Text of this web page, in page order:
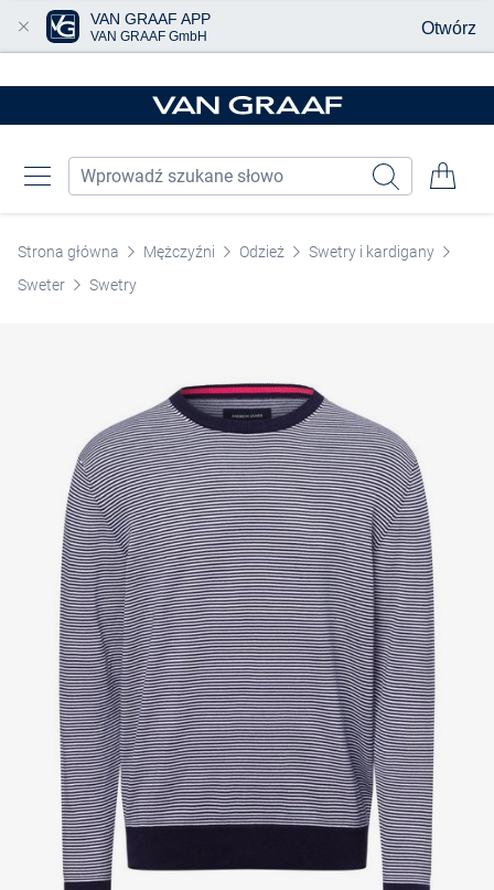
Strona główna Mężczyźni Odzież
Swetry i kardigany
Sweter
Swetry
VAN GRAAF APP
VAN GRAAF GmbH Otwórz